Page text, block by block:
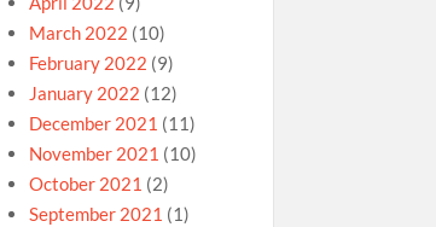
March 2022 (10)
February 2022 (9)
January 2022 (12)
December 2021 (11)
November 2021 (10)
October 2021 (2)
September 2021 (1)